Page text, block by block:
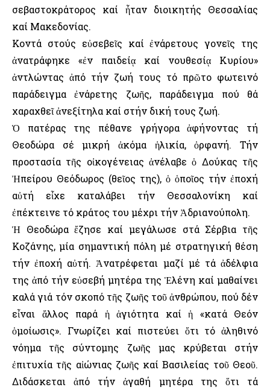
σεβαστοκράτορος καί ἦταν διοικητής Θεσσαλίας
καί Μακεδονίας.
Κοντά στούς εὐσεβεῖς καί ἐνάρετους γονεῖς της
ἀνατράφηκε «ἐν παιδείᾳ καί νουθεσίᾳ Κυρίου»
ἀντλώντας ἀπό τήν ζωή τους τό πρῶτο φωτεινό
παράδειγμα ἐνάρετης ζωῆς, παράδειγμα πού θά
χαραχθεῖ ἀνεξίτηλα καί στήν δική τους ζωή.
Ὁ πατέρας της πέθανε γρήγορα ἀφήνοντας τή
Θεοδώρα σέ μικρή ἀκόμα ἡλικία, ὀρφανή. Τήν
προστασία τῆς οἰκογένειας ἀνέλαβε ὁ Δούκας τῆς
Ἠπείρου Θεόδωρος (θεῖος της), ὁ ὁποῖος τήν ἐποχή
αὐτή εἶχε καταλάβει τήν Θεσσαλονίκη καί
ἐπέκτεινε τό κράτος του μέχρι τήν Ἀδριανούπολη.
Ἡ Θεοδώρα ἔζησε καί μεγάλωσε στά Σέρβια τῆς
Κοζάνης, μία σημαντική πόλη μέ στρατηγική θέση
τήν ἐποχή αὐτή. Ἀνατρέφεται μαζί μέ τά ἀδέλφια
της ἀπό τήν εὐσεβή μητέρα της Ἑλένη καί μαθαίνει
καλά γιά τόν σκοπό τῆς ζωῆς τοῦ ἀνθρώπου, πού δέν
εἶναι ἄλλος παρά ἡ ἁγιότητα καί ἡ «κατά Θεόν
ὁμοίωσις». Γνωρίζει καί πιστεύει ὅτι τό ἀληθινό
νόημα τῆς σύντομης ζωῆς μας κρύβεται στήν
ἐπιτυχία τῆς αἰώνιας ζωῆς καί Βασιλείας τοῦ Θεοῦ.
Διδάσκεται ἀπό τήν ἀγαθή μητέρα της ὅτι τά